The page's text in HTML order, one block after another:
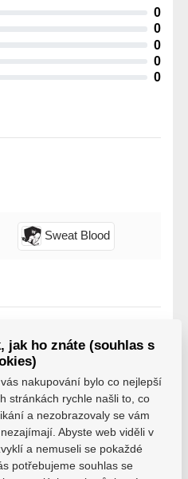
0
0
0
0
0
Sweat Blood
15 Kč
jak ho znáte (souhlas s
nakupování bylo co nejlepší
stránkách rychle našli to, co
a nezobrazovaly se vám
Abyste web viděli v
a nemuseli se pokaždé
potřebujeme souhlas se